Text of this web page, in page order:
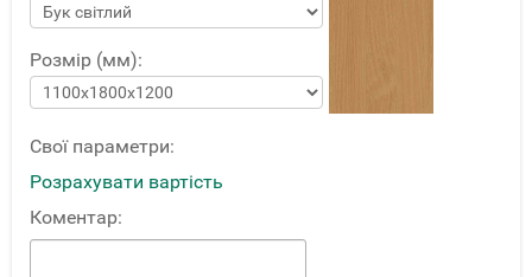
Розмір (мм):
Свої параметри:
Розрахувати вартість
Коментар: